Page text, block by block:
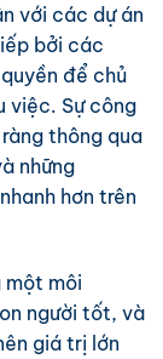
với các dự án
bởi các
để chủ
việc. Sự công
thông qua
những
hơn trên
một môi
người tốt, và
giá trị lớn